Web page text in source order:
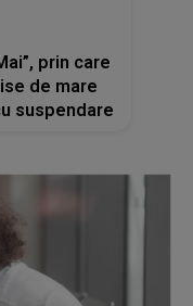
prin care
de mare
suspendare